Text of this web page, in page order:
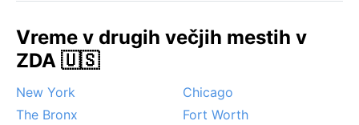
zapade tanek sloj snega, ki mesto začasno ohromi.
nizko oblačnost, ki ne spusti sonca. Močne nevihte so
redke, občasni »Pineapple Express« pa prinese topel
ki ga prebivalci sprejemajo kot del vsakdana.
Vreme v drugih večjih mestih v
ZDA 🇺🇸
New York
Chicago
The Bronx
Fort Worth